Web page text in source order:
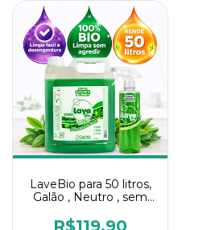
LaveBio para 50 litros,
Galão , Neutro , sem